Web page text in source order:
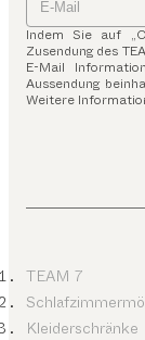
Indem Sie auf
Zusendung des
E-Mail
Aussendung
Weitere
TEAM 7
Kleiderschränke